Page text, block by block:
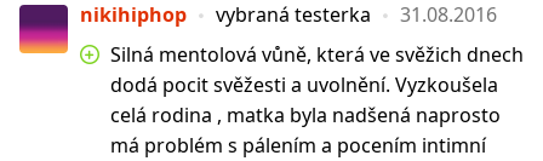
nikihiphop vybraná testerka
31.08.2016
Silná mentolová vůně, která ve svěžich dnech
dodá pocit svěžesti a uvolnění. Vyzkoušela
celá rodina , matka byla nadšená naprosto
má problém s pálením a pocením intimní